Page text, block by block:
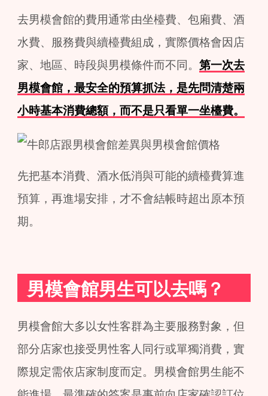
去男模會館的費用通常由坐檯費、包廂費、酒
水費、服務費與續檯費組成，實際價格會因店
家、地區、時段與男模條件而不同。 第一次去
男模會館，最安全的預算抓法，是先問清楚兩
小時基本消費總額，而不是只看單一坐檯費。
先把基本消費、酒水低消與可能的續檯費算進
預算，再進場安排，才不會結帳時超出原本預
期。
男模會館男生可以去嗎？
男模會館大多以女性客群為主要服務對象，但
部分店家也接受男性客人同行或單獨消費，實
際規定需依店家制度而定。男模會館男生能不